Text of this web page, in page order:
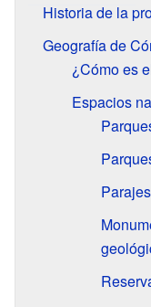
Historia de la
Geografía de
¿Cómo es
Espacios